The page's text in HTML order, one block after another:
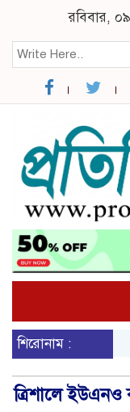
রবিবার,
শিরোনাম :
ত্রিশালে ইউএনও